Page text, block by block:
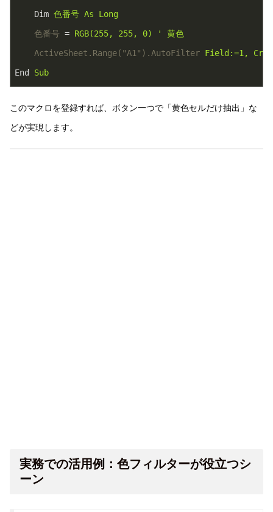
Dim 色番号 As Long
色番号 = RGB(255, 255, 0) ' 黄色
ActiveSheet.Range("A1").AutoFilter Field:=1,
End
Sub
このマクロを登録すれば、ボタン一つで「黄色セルだけ抽出」な
どが実現します。
実務での活用例：色フィルターが役立つシ
ーン